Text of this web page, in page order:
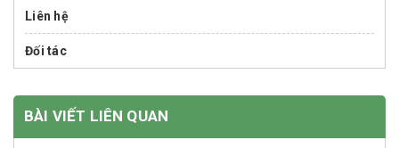
Liên hệ
Đối tác
BÀI VIẾT LIÊN QUAN